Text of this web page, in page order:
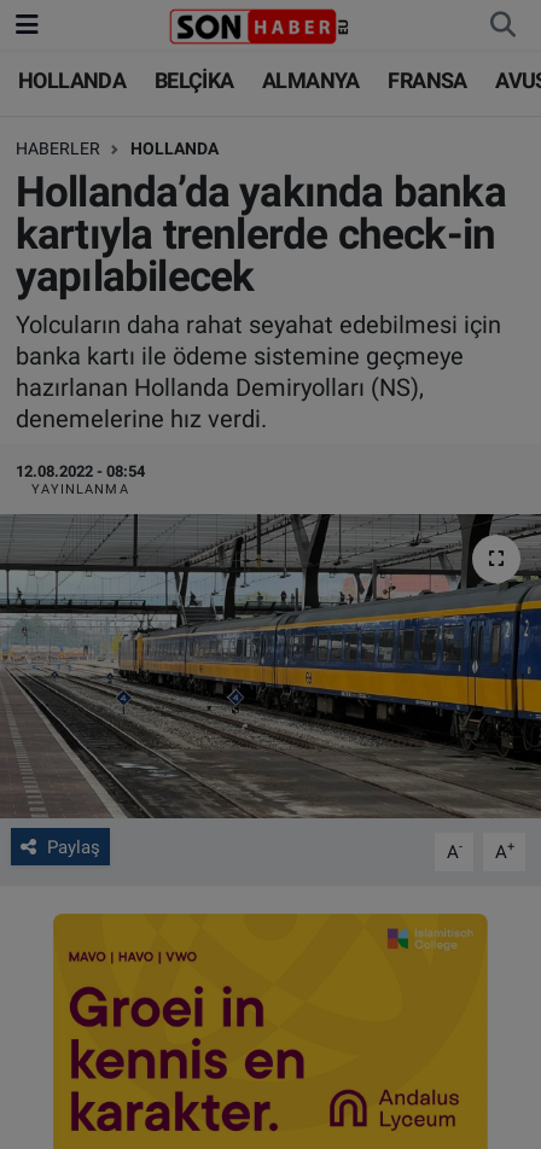
HOLLANDA BELÇİKA ALMANYA FRANSA
HABERLER HOLLANDA
Hollanda’da yakında banka
kartıyla trenlerde check-in
yapılabilecek
Yolcuların daha rahat seyahat edebilmesi için
banka kartı ile ödeme sistemine geçmeye
hazırlanan Hollanda Demiryolları (NS),
denemelerine hız verdi.
12.08.2022 - 08:54
YAYINLANMA
Paylaş A- A+
HOLLANDA
BELÇİKA
ALMANYA
FRANSA
AVUSTURYA
SAĞLIK - YAŞAM
BİLİM-TEKNOLOJİ
HOLLANDA
BELÇİKA
ALMANYA
TÜRKİYE
DÜNYA
BİLİM-TEKNOLOJİ
SAĞLIK
FOTO GALERİ
VIDEO GALERİ
ALGEMENE VOORWAARDEN
CONTACT
Çerez Politikası
Nöbetçi Eczaneler
Hava Durumu
Trafik Durumu
Süper Lig Puan Durumu ve Fikstür
Tüm Manşetler
Son Dakika Haberleri
Haber Arşivi